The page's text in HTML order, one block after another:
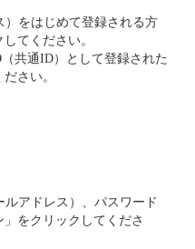
をはじめて登録される方
てください。
（共通ID）として登録された
さい。
アドレス）、パスワード
をクリックしてくださ